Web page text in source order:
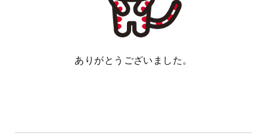
ありがとうございました。